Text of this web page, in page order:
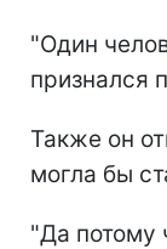
"Один
признался
Также он
могла бы
"Да потому